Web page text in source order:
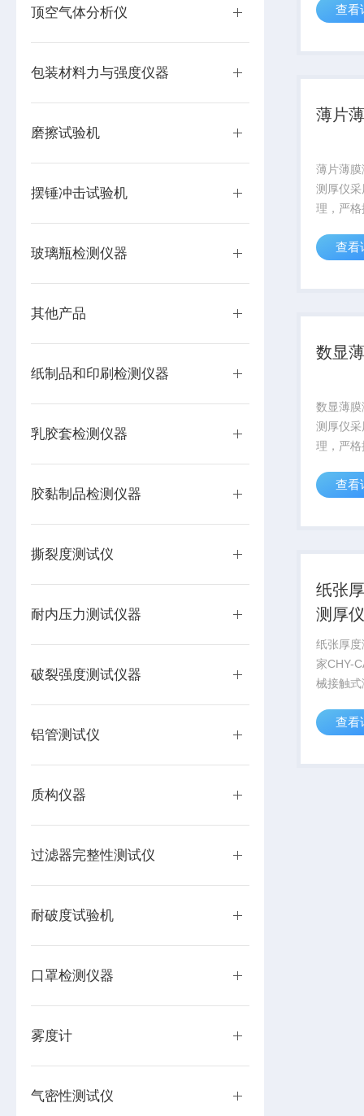
顶空气体分析仪
包装材料力与强度仪器
磨擦试验机
摆锤冲击试验机
玻璃瓶检测仪器
其他产品
纸制品和印刷检测仪器
乳胶套检测仪器
胶黏制品检测仪器
撕裂度测试仪
耐内压力测试仪器
破裂强度测试仪器
铝管测试仪
质构仪器
过滤器完整性测试仪
耐破度试验机
口罩检测仪器
雾度计
气密性测试仪
的厚度
瓶子的
查看
薄片
薄片薄
测厚仪
理，严
和准确
膜、纸
查看
数显
数显薄
测厚仪
理，严
和准确
膜、纸
查看
纸张
测厚
纸张厚
家CHY-
械接触
了测试
膜、薄
查看